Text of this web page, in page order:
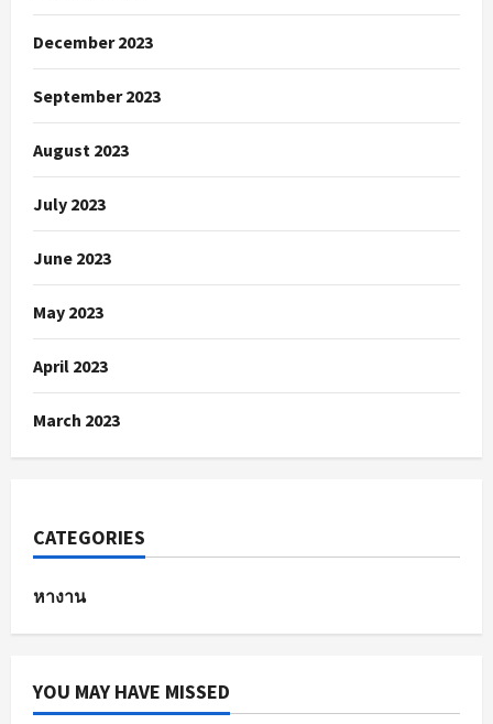
December 2023
September 2023
August 2023
July 2023
June 2023
May 2023
April 2023
March 2023
CATEGORIES
หางาน
YOU MAY HAVE MISSED